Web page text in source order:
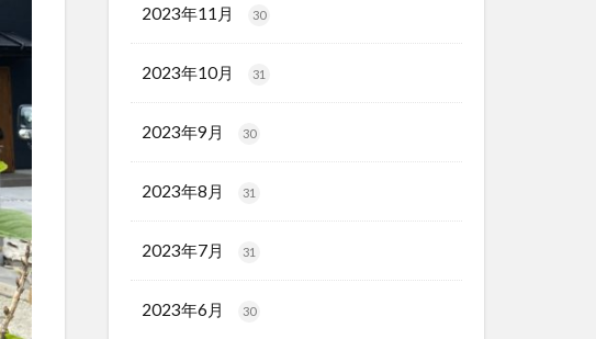
2023年11月 30
2023年10月 31
2023年9月 30
2023年8月 31
2023年7月 31
2023年6月 30